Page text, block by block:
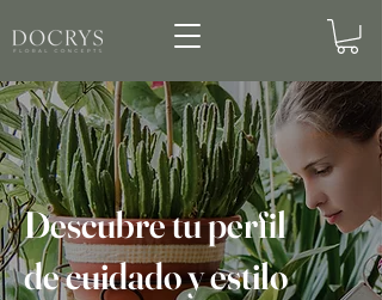
Descubre tu perfil
de cuidado y estilo